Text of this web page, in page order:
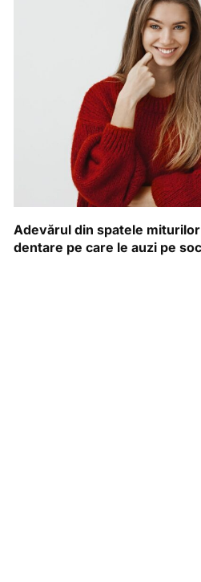
Adevărul din spatele
dentare pe care le auzi pe